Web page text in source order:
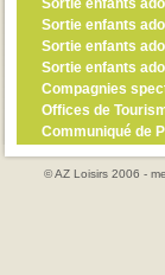
Sortie enfants
Sortie enfants
Sortie enfants
Sortie enfants
Compagnies
Offices de
Communiqué de
© AZ Loisirs 2006 -